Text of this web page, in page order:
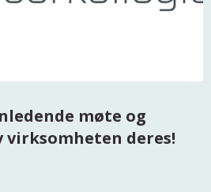
møte og
virksomheten deres!